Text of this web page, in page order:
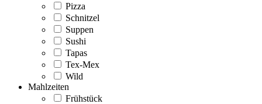
Pizza
Schnitzel
Suppen
Sushi
Tapas
Tex-Mex
Wild
Mahlzeiten
Frühstück